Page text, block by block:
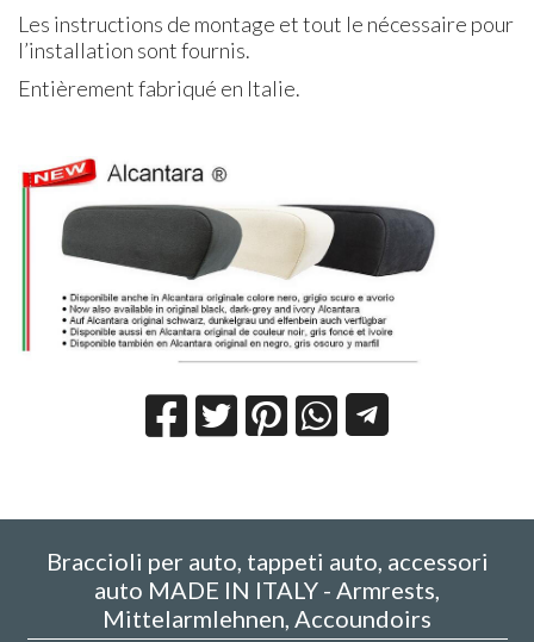
Les instructions de montage et tout le nécessaire pour
l’installation sont fournis.
Entièrement fabriqué en Italie.
Braccioli per auto, tappeti auto, accessori
auto MADE IN ITALY - Armrests,
Mittelarmlehnen, Accoundoirs